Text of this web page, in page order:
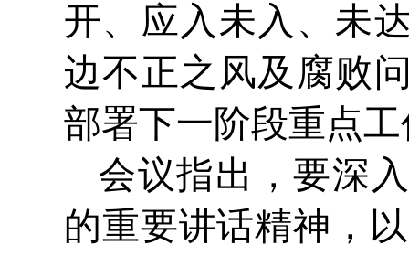
开、应入未入、未
边不正之风及腐败
部署下一阶段重点
会议指出，要深
的重要讲话精神，